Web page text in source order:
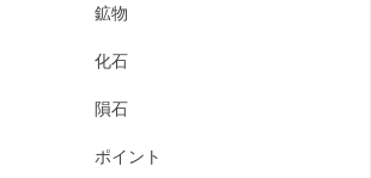
ブラックマトリックス
鉱物
化石
隕石
ポイント